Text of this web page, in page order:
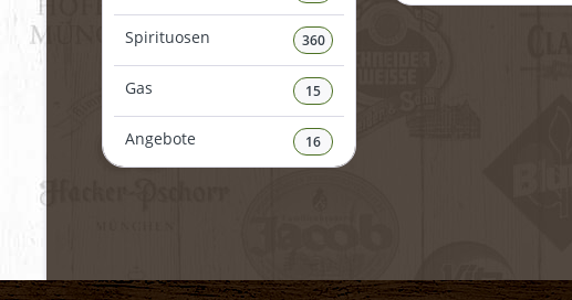
Spirituosen 360
Gas 15
Angebote 16